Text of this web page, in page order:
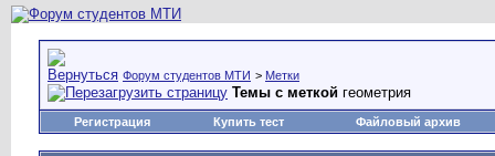
Форум студентов МТИ > Метки
Темы с меткой геометрия
Регистрация Купить тест Файловый архив